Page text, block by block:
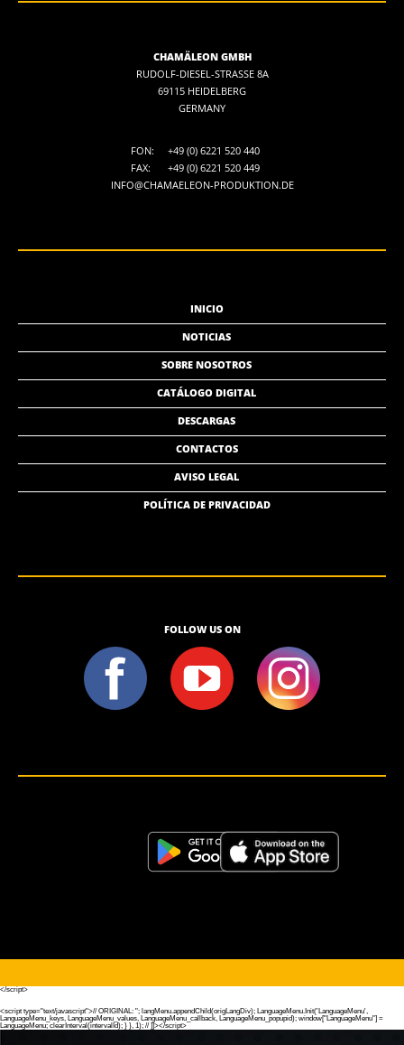
CHAMÄLEON GMBH
RUDOLF-DIESEL-STRASSE 8A
69115 HEIDELBERG
GERMANY
FON:
+49 (0) 6221 520 440
FAX:
+49 (0) 6221 520 449
INFO@CHAMAELEON-PRODUKTION.DE
INICIO
NOTICIAS
SOBRE NOSOTROS
CATÁLOGO DIGITAL
DESCARGAS
CONTACTOS
AVISO LEGAL
POLÍTICA DE PRIVACIDAD
FOLLOW US ON
</script>
<script type="text/javascript">// ORIGINAL: "; langMenu.appendChild(origLangDiv); LanguageMenu.Init('LanguageMenu',
LanguageMenu_keys, LanguageMenu_values, LanguageMenu_callback, LanguageMenu_popupid); window["LanguageMenu"] =
LanguageMenu; clearInterval(intervalId); } }, 1); // ]]></script>